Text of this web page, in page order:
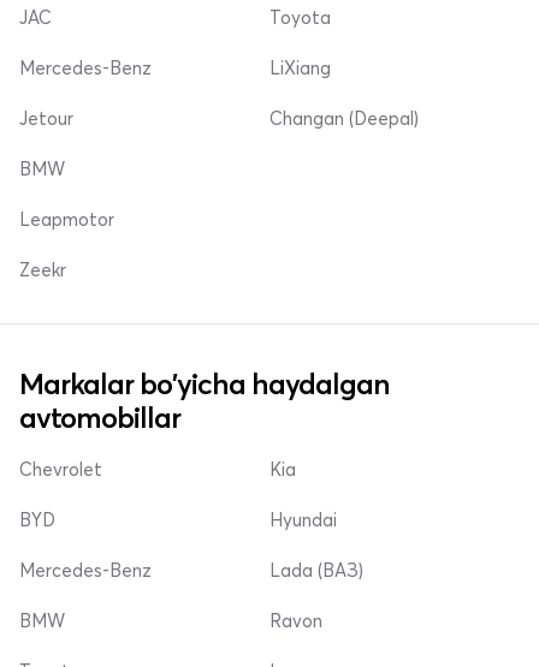
JAC
Mercedes-Benz
Jetour
Toyota
LiXiang
Changan (Deepal)
BMW
Leapmotor
Zeekr
Markalar bo'yicha haydalgan
avtomobillar
Chevrolet
BYD
Mercedes-Benz
Kia
Hyundai
Lada (ВАЗ)
BMW Ravon